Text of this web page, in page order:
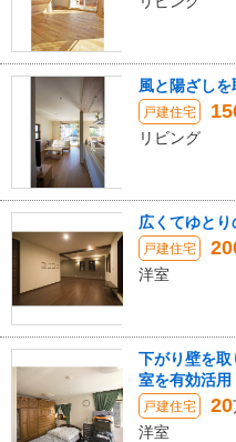
風と陽ざし
戸建住宅
リビング
広くてゆと
戸建住宅
洋室
下がり壁を
室を有効活用
戸建住宅 20
洋室